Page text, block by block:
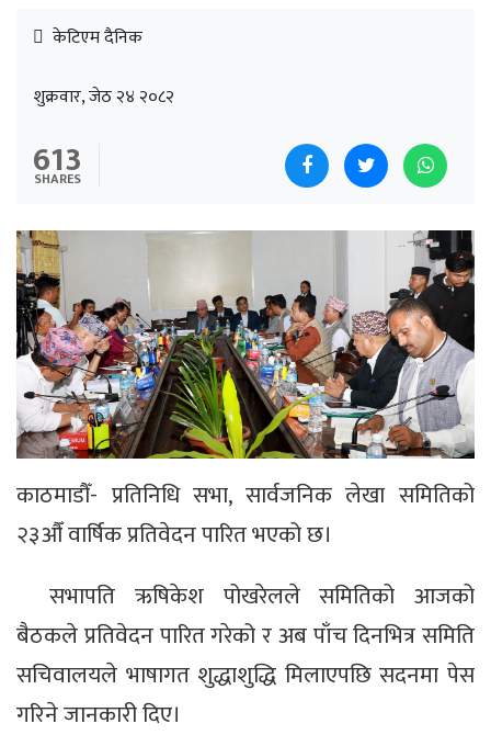
केटिएम दैनिक
शुक्रवार, जेठ २४ २०८२
613
SHARES
काठमाडौँ- प्रतिनिधि सभा, सार्वजनिक लेखा समितिको
२३औँ वार्षिक प्रतिवेदन पारित भएको छ।
सभापति ऋषिकेश पोखरेलले समितिको आजको
बैठकले प्रतिवेदन पारित गरेको र अब पाँच दिनभित्र समिति
सचिवालयले भाषागत शुद्धाशुद्धि मिलाएपछि सदनमा पेस
गरिने जानकारी दिए।